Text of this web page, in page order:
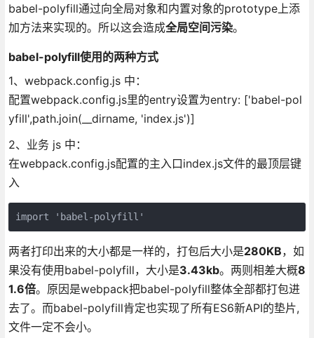
babel-polyfill通过向全局对象和内置对象的prototype上添
加方法来实现的。所以这会造成全局空间污染。
babel-polyfill使用的两种方式
1、webpack.config.js 中：
配置webpack.config.js里的entry设置为entry: ['babel-pol
yfill',path.join(__dirname, 'index.js')]
2、业务 js 中：
在webpack.config.js配置的主入口index.js文件的最顶层键
入
import 'babel-polyfill'
两者打印出来的大小都是一样的，打包后大小是280KB，如
果没有使用babel-polyfill，大小是3.43kb。两则相差大概8
1.6倍。原因是webpack把babel-polyfill整体全部都打包进
去了。而babel-polyfill肯定也实现了所有ES6新API的垫片,
文件一定不会小。